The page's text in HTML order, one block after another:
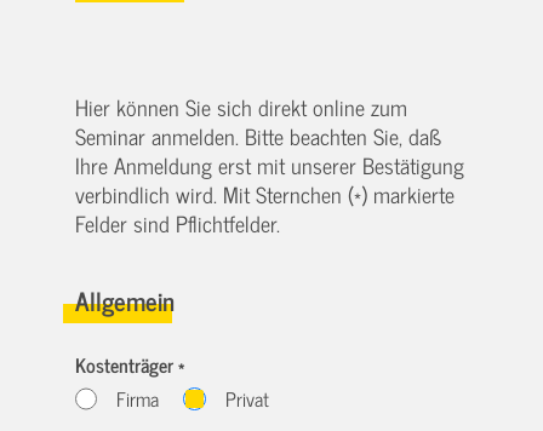
Hier können Sie sich direkt online zum
Seminar anmelden. Bitte beachten Sie, daß
Ihre Anmeldung erst mit unserer Bestätigung
verbindlich wird. Mit Sternchen (*) markierte
Felder sind Pflichtfelder.
Allgemein
Kostenträger *
Firma
Privat